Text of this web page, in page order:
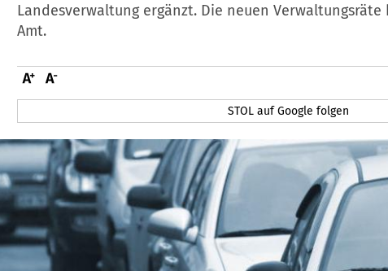
Landesverwaltung ergänzt. Die neuen
Amt.
STOL auf Google folgen